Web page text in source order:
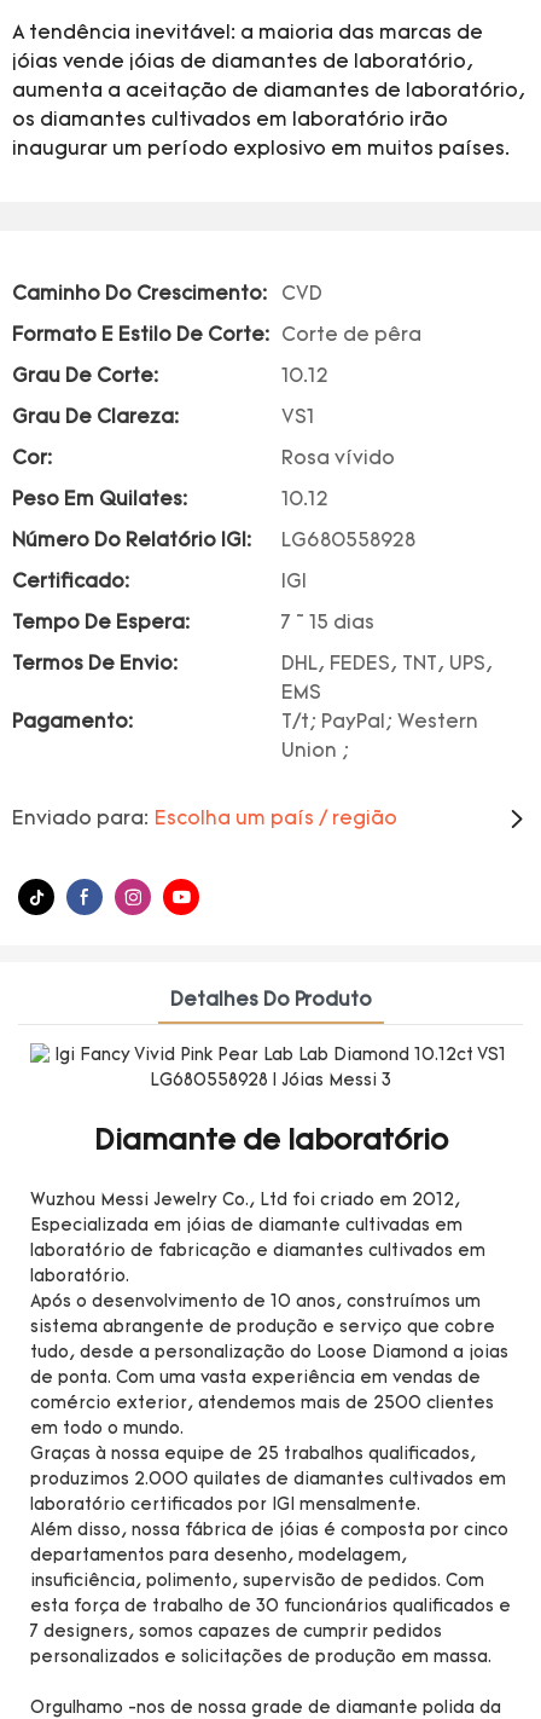
A tendência inevitável: a maioria das marcas de
jóias vende jóias de diamantes de laboratório,
aumenta a aceitação de diamantes de laboratório,
os diamantes cultivados em laboratório irão
inaugurar um período explosivo em muitos países.
Caminho Do Crescimento: CVD
Formato E Estilo De Corte: Corte de pêra
Grau De Corte: 10.12
Grau De Clareza: VS1
Cor: Rosa vívido
Peso Em Quilates: 10.12
Número Do Relatório IGI: LG680558928
Certificado: IGI
Tempo De Espera: 7 ~ 15 dias
Termos De Envio:
DHL, FEDES, TNT, UPS,
EMS
Pagamento:
T/t; PayPal; Western
Union ;
Enviado para: Escolha um país / região
Detalhes Do Produto
Diamante de laboratório
Wuzhou Messi Jewelry Co., Ltd foi criado em 2012,
Especializada em jóias de diamante cultivadas em
laboratório de fabricação e diamantes cultivados em
laboratório.
Após o desenvolvimento de 10 anos, construímos um
sistema abrangente de produção e serviço que cobre
tudo, desde a personalização do Loose Diamond a joias
de ponta. Com uma vasta experiência em vendas de
comércio exterior, atendemos mais de 2500 clientes
em todo o mundo.
Graças à nossa equipe de 25 trabalhos qualificados,
produzimos 2.000 quilates de diamantes cultivados em
laboratório certificados por IGI mensalmente.
Além disso, nossa fábrica de jóias é composta por cinco
departamentos para desenho, modelagem,
insuficiência, polimento, supervisão de pedidos. Com
esta força de trabalho de 30 funcionários qualificados e
7 designers, somos capazes de cumprir pedidos
personalizados e solicitações de produção em massa.
Orgulhamo -nos de nossa grade de diamante polida da